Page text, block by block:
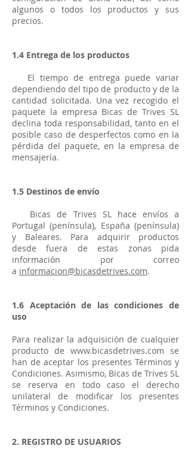
algunos o todos los productos y sus
precios.
1.4 Entrega de los productos
El tiempo de entrega puede variar
dependiendo del tipo de producto y de la
cantidad solicitada. Una vez recogido el
paquete la empresa Bicas de Trives SL
declina toda responsabilidad, tanto en el
posible caso de desperfectos como en la
pérdida del paquete, en la empresa de
mensajería.
1.5 Destinos de envío
Bicas de Trives SL hace envíos a
Portugal (península), España (península)
y Baleares. Para adquirir productos
desde fuera de estas zonas pida
información por correo
a informacion@bicasdetrives.com.
1.6 Aceptación de las condiciones de
uso
Para realizar la adquisición de cualquier
producto de www.bicasdetrives.com se
han de aceptar los presentes Términos y
Condiciones. Asimismo, Bicas de Trives SL
se reserva en todo caso el derecho
unilateral de modificar los presentes
Términos y Condiciones.
2. REGISTRO DE USUARIOS